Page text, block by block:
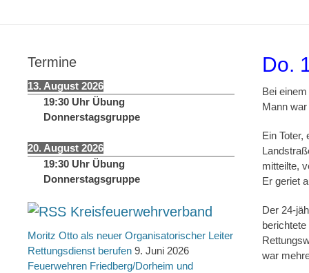
Do.
Bei
Mann
Ein
mitteilte,
Er geriet
Der 24-
war
Termine
13. August 2026
19:30Uhr Übung
Donnerstagsgruppe
20. August 2026
19:30Uhr Übung
Donnerstagsgruppe
Kreisfeuerwehrverband
Moritz Otto als neuer Organisatorischer Leiter
Rettungsdienst berufen 9. Juni 2026
Feuerwehren Friedberg/Dorheim und